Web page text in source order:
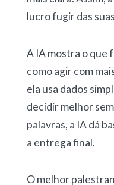
lucro fugir das
A IA mostra o que
como agir com
ela usa dados
decidir melhor
palavras, a IA dá
a entrega final.
O melhor